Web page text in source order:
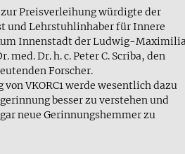
Preisverleihung würdigte der
und Lehrstuhlinhaber für Innere
Innenstadt der Ludwig-
med. Dr. h. c. Peter C. Scriba, den
Forscher.
VKORC1 werde wesentlich dazu
besser zu verstehen und
neue Gerinnungshemmer zu